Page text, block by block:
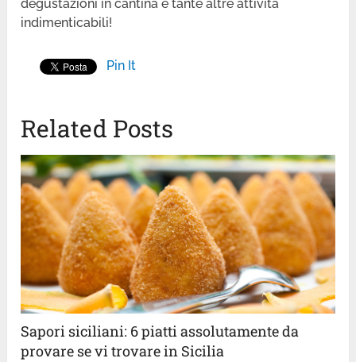
degustazioni in cantina e tante altre attività
indimenticabili!
Pin It
Related Posts
Sapori siciliani: 6 piatti assolutamente da
provare se vi trovare in Sicilia